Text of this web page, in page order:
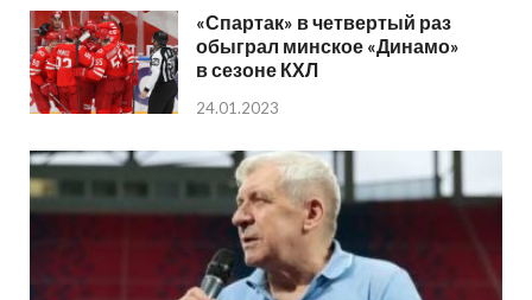
«Спартак» в четвертый раз
обыграл минское «Динамо»
в сезоне КХЛ
24.01.2023